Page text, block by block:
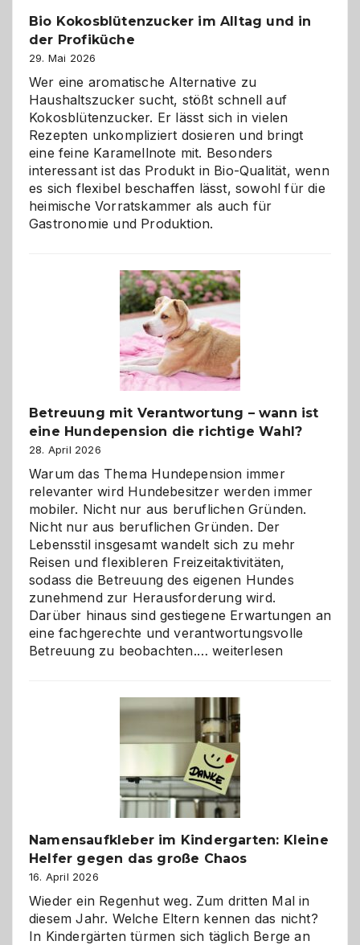
eigenen
Bio Kokosblütenzucker im Alltag und in
der Profiküche
29. Mai 2026
Wer eine aromatische Alternative zu
Haushaltszucker sucht, stößt schnell auf
Kokosblütenzucker. Er lässt sich in vielen
Rezepten unkompliziert dosieren und bringt
eine feine Karamellnote mit. Besonders
interessant ist das Produkt in Bio-Qualität, wenn
es sich flexibel beschaffen lässt, sowohl für die
heimische Vorratskammer als auch für
Gastronomie und Produktion.
Betreuung mit Verantwortung – wann ist
eine Hundepension die richtige Wahl?
28. April 2026
Warum das Thema Hundepension immer
relevanter wird Hundebesitzer werden immer
mobiler. Nicht nur aus beruflichen Gründen.
Nicht nur aus beruflichen Gründen. Der
Lebensstil insgesamt wandelt sich zu mehr
Reisen und flexibleren Freizeitaktivitäten,
sodass die Betreuung des eigenen Hundes
zunehmend zur Herausforderung wird.
Darüber hinaus sind gestiegene Erwartungen an
eine fachgerechte und verantwortungsvolle
Betreuung zu beobachten.…Betreuung
wann
ist
eine
Hundepension
die
richtige
weiterlesen
Namensaufkleber im Kindergarten: Kleine
Helfer gegen das große Chaos
16. April 2026
Wieder ein Regenhut weg. Zum dritten Mal in
diesem Jahr. Welche Eltern kennen das nicht?
In Kindergärten türmen sich täglich Berge an